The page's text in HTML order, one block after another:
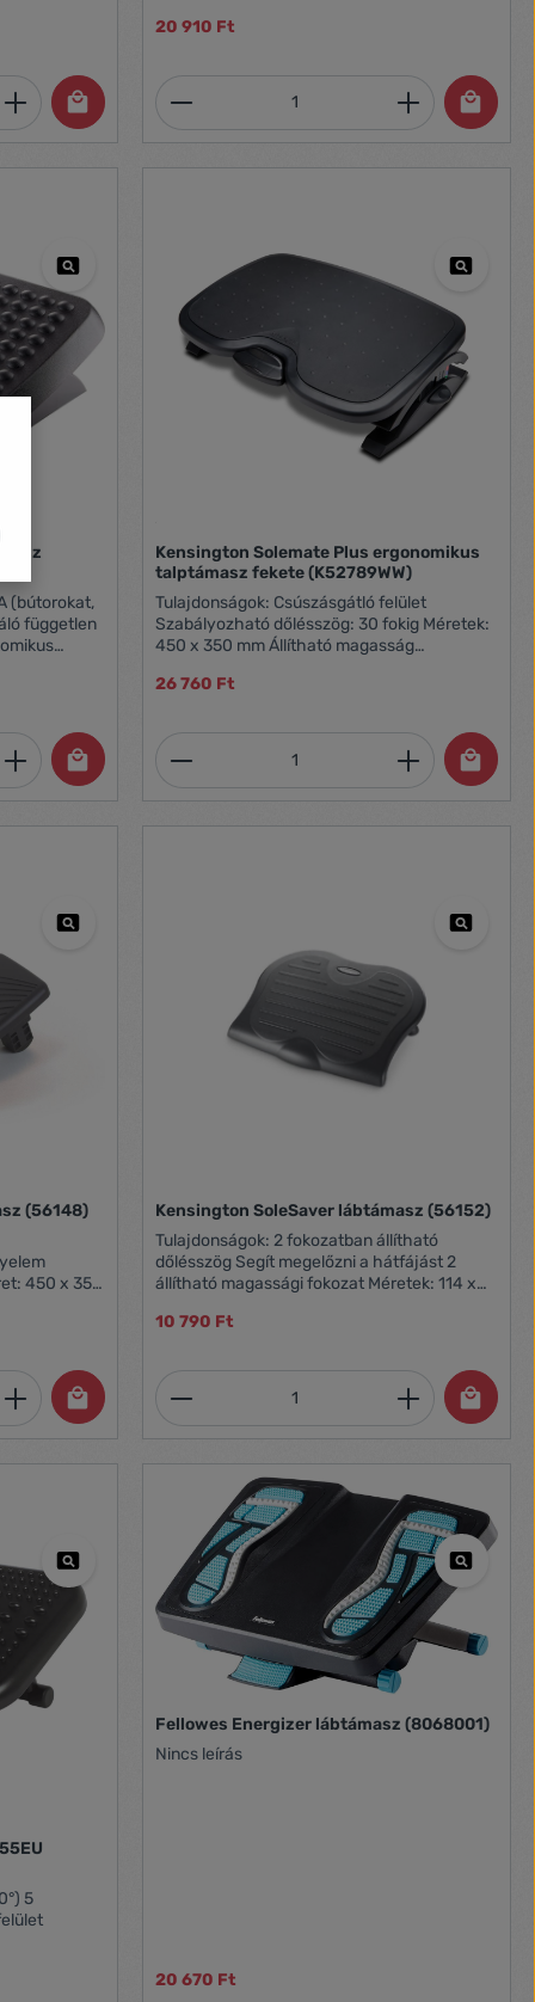
vagy használja a gombokat a
Adja meg a kívánt mennyiséget, vagy
pozícionálásával Lábbal állítható dőlésszög
444 x 336 mm
20 910 Ft
Termékmennyiség: Adja
vagy használja a gombokat a
független
Adja meg a kívánt mennyiséget, vagy
Kensington Solemate Plus ergonomikus
talptámasz fekete (K52789WW)
Tulajdonságok: Csúszásgátló felület
Szabályozható dőlésszög: 30 fokig Méretek:
450 x 350 mm Állítható magasság
26 760 Ft
Termékmennyiség: Adja
vagy használja a gombokat a
(56148)
Adja meg a kívánt mennyiséget, vagy
Kensington SoleSaver lábtámasz (56152)
Tulajdonságok: 2 fokozatban állítható
dőlésszög Segít megelőzni a hátfájást 2
állítható magassági fokozat Méretek: 114 x
10 790 Ft
Termékmennyiség: Adja
Fellowes Energizer lábtámasz (8068001)
Nincs leírás
20 670 Ft